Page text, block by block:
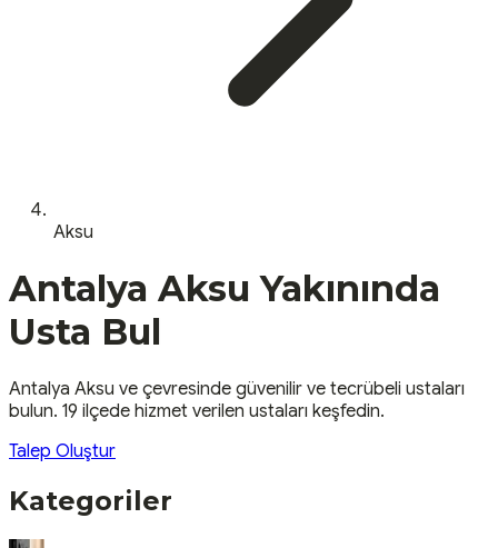
Aksu
Antalya Aksu Yakınında
Usta Bul
Antalya Aksu ve çevresinde güvenilir ve tecrübeli ustaları
bulun. 19 ilçede hizmet verilen ustaları keşfedin.
Talep Oluştur
Kategoriler